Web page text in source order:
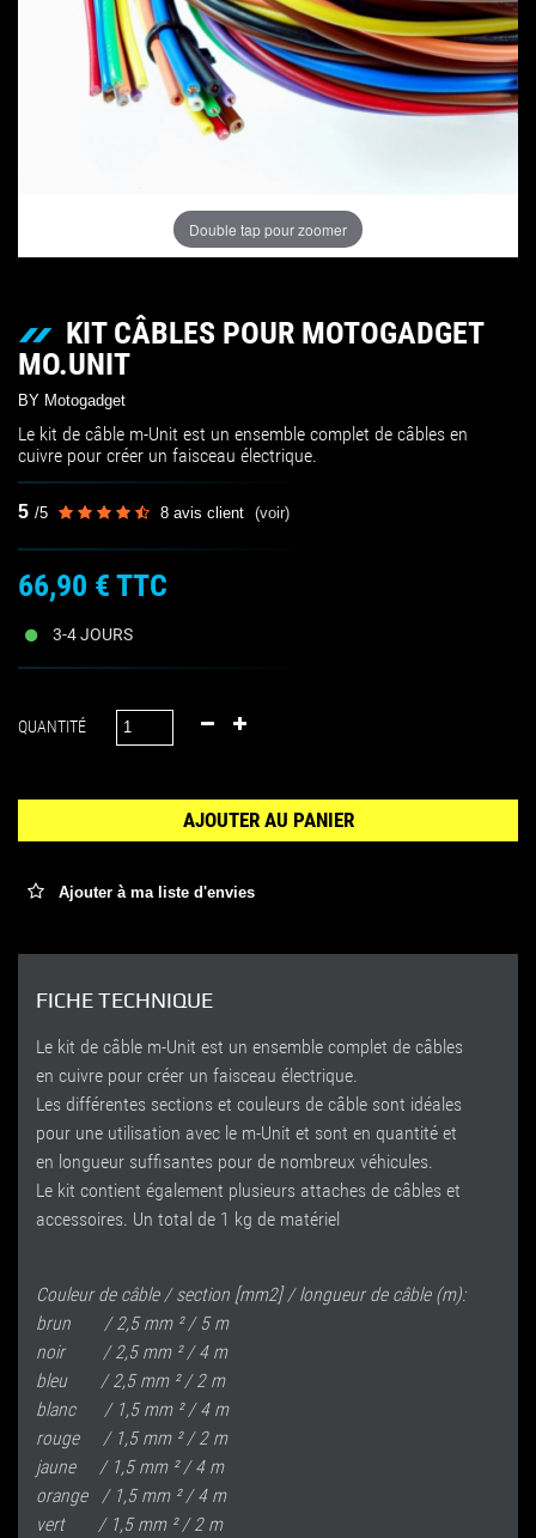
Double tap pour zoomer
KIT CÂBLES POUR MOTOGADGET
MO.UNIT
BY Motogadget
Le kit de câble m-Unit est un ensemble complet de câbles en
cuivre pour créer un faisceau électrique.
5 /5 8 avis client (voir)
66,90 € TTC
3-4 JOURS
QUANTITÉ
AJOUTER AU PANIER
Ajouter à ma liste d'envies
FICHE TECHNIQUE
Le kit de câble m-Unit est un ensemble complet de câbles
en cuivre pour créer un faisceau électrique.
Les différentes sections et couleurs de câble sont idéales
pour une utilisation avec le m-Unit et sont en quantité et
en longueur suffisantes pour de nombreux véhicules.
Le kit contient également plusieurs attaches de câbles et
accessoires. Un total de 1 kg de matériel
Couleur de câble / section [mm2] / longueur de câble (m):
brun / 2,5 mm ² / 5 m
noir / 2,5 mm ² / 4 m
bleu / 2,5 mm ² / 2 m
blanc / 1,5 mm ² / 4 m
rouge / 1,5 mm ² / 2 m
jaune / 1,5 mm ² / 4 m
orange / 1,5 mm ² / 4 m
vert / 1,5 mm ² / 2 m